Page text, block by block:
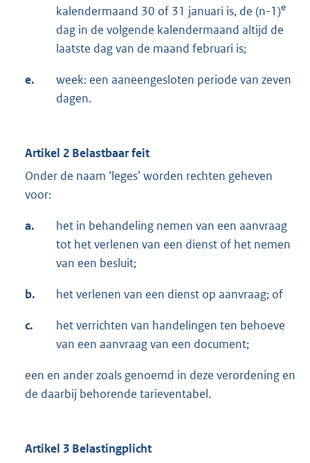
kalendermaand 30 of 31 januari is, de (n-1)e
dag in de volgende kalendermaand altijd de
laatste dag van de maand februari is;
e.
week: een aaneengesloten periode van zeven
dagen.
Artikel 2 Belastbaar feit
Onder de naam ‘leges’ worden rechten geheven
voor:
a.
het in behandeling nemen van een aanvraag
tot het verlenen van een dienst of het nemen
van een besluit;
b. het verlenen van een dienst op aanvraag; of
c.
het verrichten van handelingen ten behoeve
van een aanvraag van een document;
een en ander zoals genoemd in deze verordening en
de daarbij behorende tarieventabel.
Artikel 3 Belastingplicht